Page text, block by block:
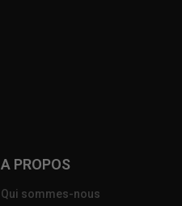
A PROPOS
Qui sommes-nous